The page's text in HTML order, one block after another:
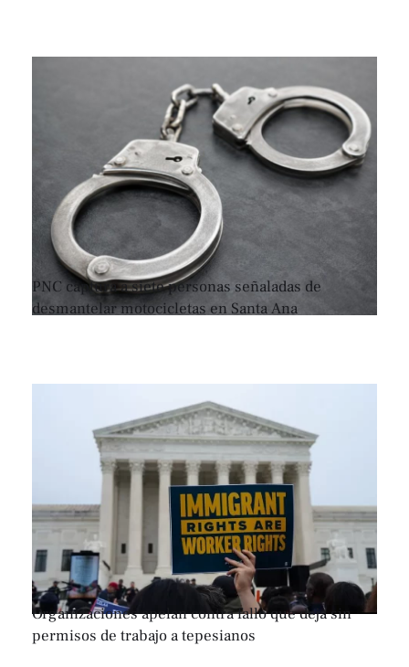
PNC captura a siete personas señaladas de
desmantelar motocicletas en Santa Ana
Organizaciones apelan contra fallo que deja sin
permisos de trabajo a tepesianos